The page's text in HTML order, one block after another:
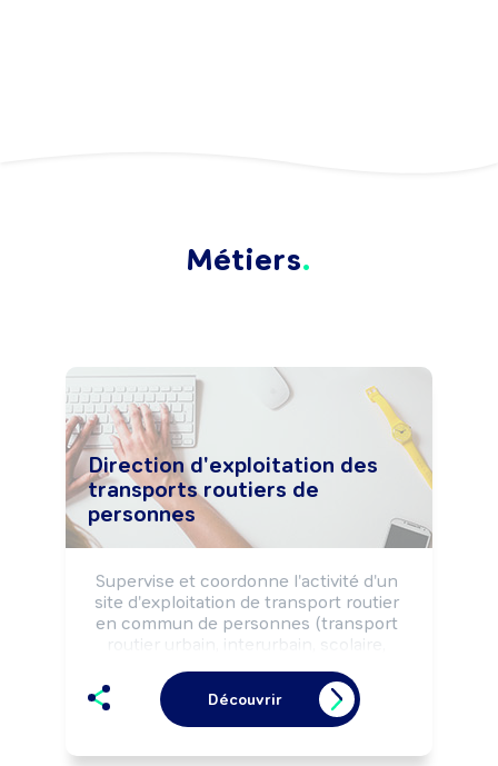
Métiers
Direction d'exploitation des
transports routiers de
personnes
Supervise et coordonne l'activité d'un
site d'exploitation de transport routier
en commun de personnes (transport
routier urbain, interurbain, scolaire,
ambulance, voiture avec chauffeur, ...),
selon la réglementation, les règles de
sécurité des biens et des personnes et
Découvrir